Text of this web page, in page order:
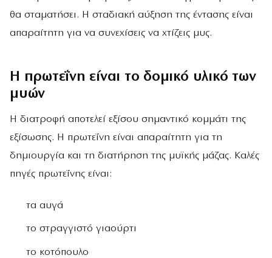
θα σταματήσει. Η σταδιακή αύξηση της έντασης είναι
απαραίτητη για να συνεχίσεις να χτίζεις μυς.
Η πρωτεΐνη είναι το δομικό υλικό των
μυών
Η διατροφή αποτελεί εξίσου σημαντικό κομμάτι της
εξίσωσης. Η πρωτεΐνη είναι απαραίτητη για τη
δημιουργία και τη διατήρηση της μυϊκής μάζας. Καλές
πηγές πρωτεΐνης είναι:
τα αυγά
το στραγγιστό γιαούρτι
το κοτόπουλο